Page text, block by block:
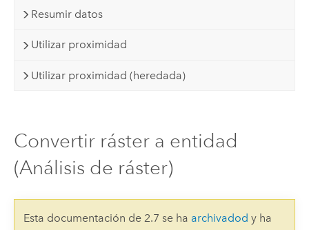
Resumir datos
Utilizar proximidad
Utilizar proximidad (heredada)
Convertir ráster a entidad
(Análisis de ráster)
Esta documentación de 2.7 se ha archivadod y ha